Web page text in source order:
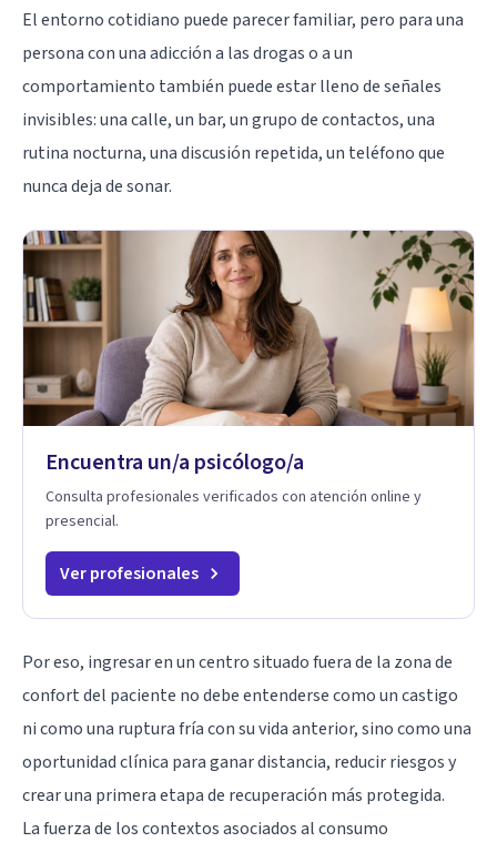
El entorno cotidiano puede parecer familiar, pero para una
persona con una adicción a lasdrogaso a un
comportamiento también puede estar lleno de señales
invisibles: una calle, un bar, un grupo de contactos, una
rutina nocturna, una discusión repetida, un teléfono que
nunca deja de sonar.
Encuentra un/a psicólogo/a
Consulta profesionales verificados con atención online y
presencial.
Ver profesionales
Por eso, ingresar en un centro situado fuera de la zona de
confort del paciente no debe entenderse como un castigo
ni como una ruptura fría con su vida anterior, sino como una
oportunidad clínica para ganar distancia, reducir riesgos y
crear una primera etapa de recuperación más protegida.
La fuerza de los contextos asociados al consumo